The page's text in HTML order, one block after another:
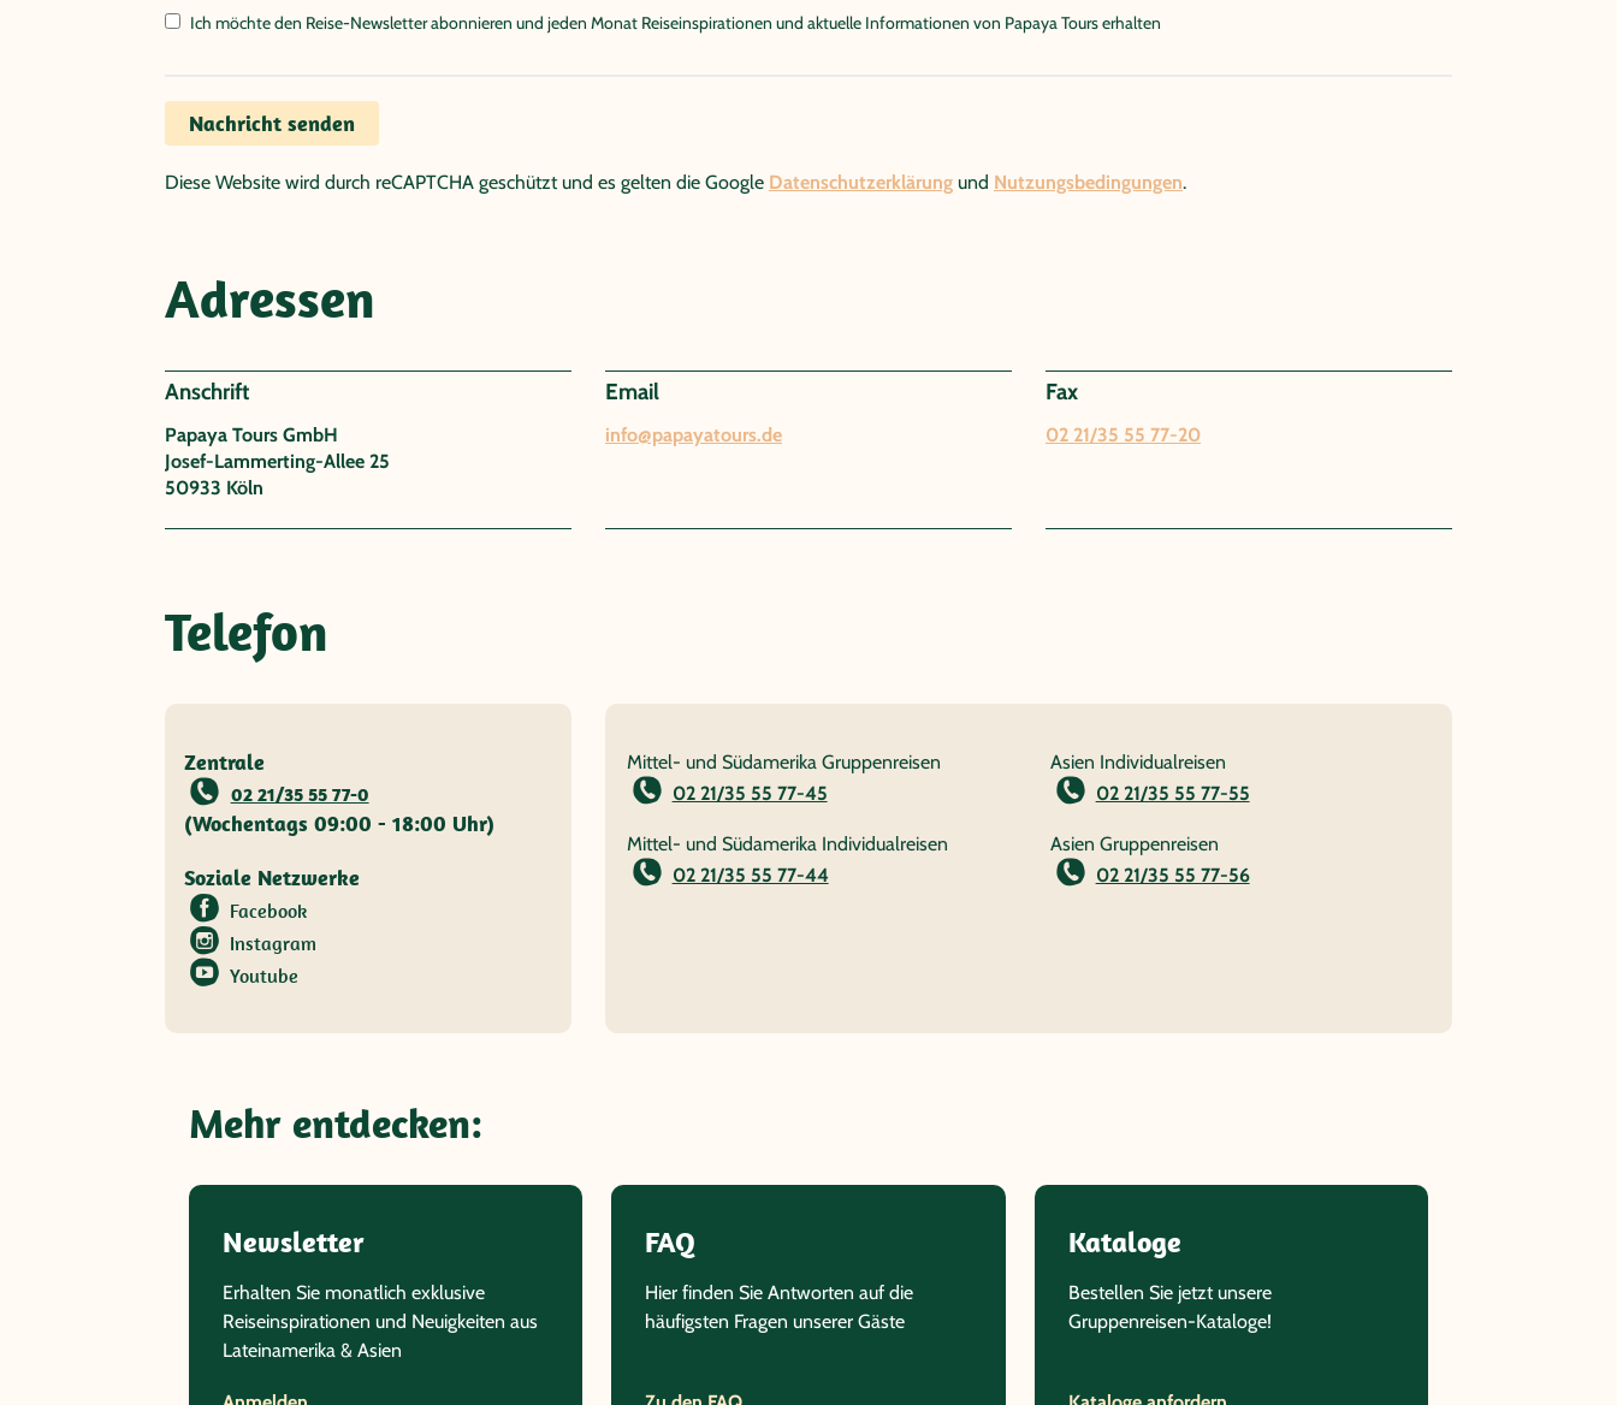
Ich möchte den Reise-Newsletter abonnieren und jeden Monat Reiseinspirationen und aktuelle Informationen von Papaya Tours erhalten
Nachricht senden
Diese Website wird durch reCAPTCHA geschützt und es gelten die Google Datenschutzerklärung und Nutzungsbedingungen.
Adressen
Anschrift
Papaya Tours GmbH
Josef-Lammerting-Allee 25
50933 Köln
Email
info@papayatours.de
Fax
02 21/35 55 77-20
Telefon
Zentrale
02 21/35 55 77-0
(Wochentags 09:00 - 18:00 Uhr)
Soziale Netzwerke
Facebook
Instagram
Youtube
Mittel- und Südamerika Gruppenreisen
02 21/35 55 77-45
Mittel- und Südamerika Individualreisen
02 21/35 55 77-44
Asien Individualreisen
02 21/35 55 77-55
Asien Gruppenreisen
02 21/35 55 77-56
Mehr entdecken:
Newsletter
Erhalten Sie monatlich exklusive
Reiseinspirationen und Neuigkeiten aus
Lateinamerika & Asien
FAQ
Hier finden Sie Antworten auf die
häufigsten Fragen unserer Gäste
Kataloge
Bestellen Sie jetzt unsere
Gruppenreisen-Kataloge!